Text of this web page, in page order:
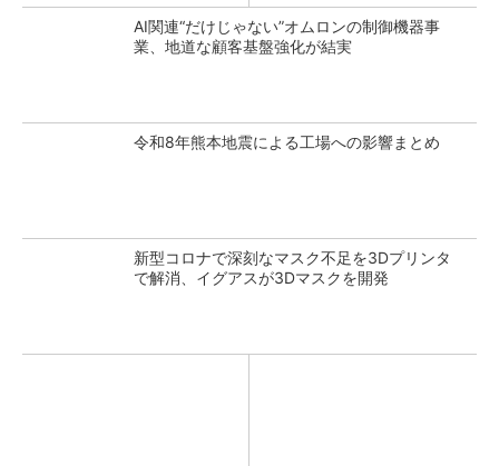
AI関連“だけじゃない”オムロンの制御機器事
業、地道な顧客基盤強化が結実
令和8年熊本地震による工場への影響まとめ
新型コロナで深刻なマスク不足を3Dプリンタ
で解消、イグアスが3Dマスクを開発